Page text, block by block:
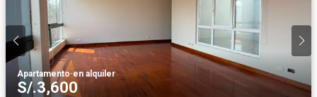
Apartamento·en alquiler
S/.3,600